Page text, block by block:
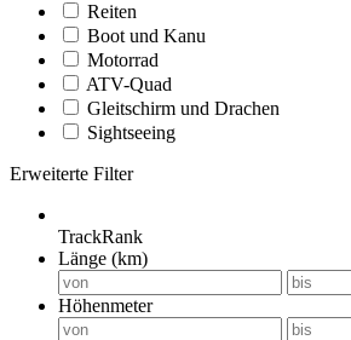
Reiten
Boot und Kanu
Motorrad
ATV-Quad
Gleitschirm und Drachen
Sightseeing
Erweiterte Filter
TrackRank
Länge (km)
Höhenmeter